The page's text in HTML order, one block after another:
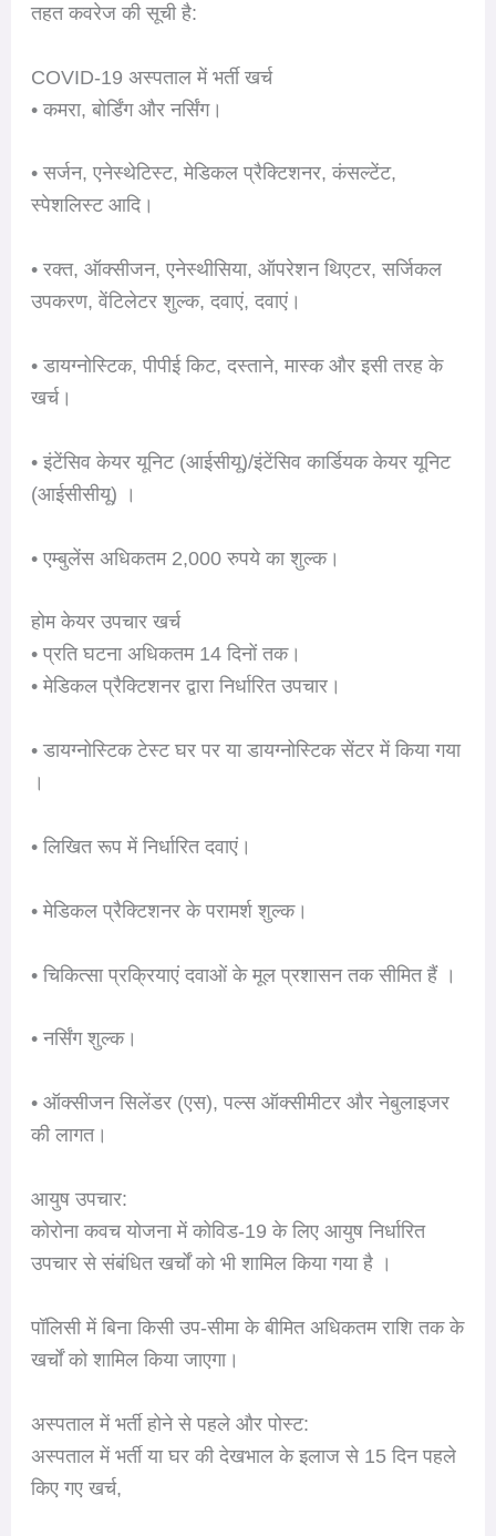
तहत कवरेज की सूची है:
COVID-19 अस्पताल में भर्ती खर्च
• कमरा, बोर्डिंग और नर्सिंग।
• सर्जन, एनेस्थेटिस्ट, मेडिकल प्रैक्टिशनर, कंसल्टेंट,
स्पेशलिस्ट आदि।
• रक्त, ऑक्सीजन, एनेस्थीसिया, ऑपरेशन थिएटर, सर्जिकल
उपकरण, वेंटिलेटर शुल्क, दवाएं, दवाएं।
• डायग्नोस्टिक, पीपीई किट, दस्ताने, मास्क और इसी तरह के
खर्च।
• इंटेंसिव केयर यूनिट (आईसीयू)/इंटेंसिव कार्डियक केयर यूनिट
(आईसीसीयू) ।
• एम्बुलेंस अधिकतम 2,000 रुपये का शुल्क।
होम केयर उपचार खर्च
• प्रति घटना अधिकतम 14 दिनों तक।
• मेडिकल प्रैक्टिशनर द्वारा निर्धारित उपचार।
• डायग्नोस्टिक टेस्ट घर पर या डायग्नोस्टिक सेंटर में किया गया
।
• लिखित रूप में निर्धारित दवाएं।
• मेडिकल प्रैक्टिशनर के परामर्श शुल्क।
• चिकित्सा प्रक्रियाएं दवाओं के मूल प्रशासन तक सीमित हैं ।
• नर्सिंग शुल्क।
• ऑक्सीजन सिलेंडर (एस), पल्स ऑक्सीमीटर और नेबुलाइजर
की लागत।
आयुष उपचार:
कोरोना कवच योजना में कोविड-19 के लिए आयुष निर्धारित
उपचार से संबंधित खर्चों को भी शामिल किया गया है ।
पॉलिसी में बिना किसी उप-सीमा के बीमित अधिकतम राशि तक के
खर्चों को शामिल किया जाएगा।
अस्पताल में भर्ती होने से पहले और पोस्ट:
अस्पताल में भर्ती या घर की देखभाल के इलाज से 15 दिन पहले
किए गए खर्च,